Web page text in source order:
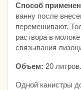
Способ
ванну после
перемешивают.
раствора в
связывания
Объем: 20 литров.
Одной канистры